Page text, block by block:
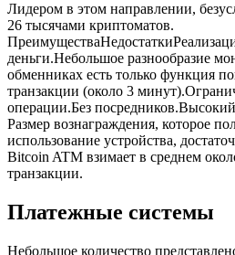
Лидером в этом направлении,
26 тысячами криптоматов.
деньги.Небольшое разнообразие
обменниках есть только функция
транзакции (около 3
операции.Без
Размер вознаграждения, которое
использование устройства,
Bitcoin ATM взимает в среднем
транзакции.
Платежные системы
Небольшое количество